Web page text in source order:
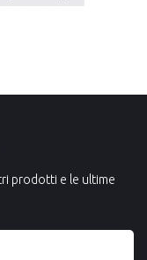
prodotti e le ultime